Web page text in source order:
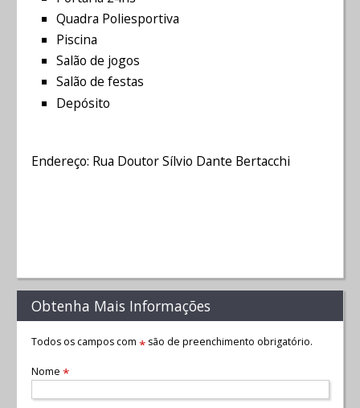
Quadra Poliesportiva
Piscina
Salão de jogos
Salão de festas
Depósito
Endereço: Rua Doutor Sílvio Dante Bertacchi
Obtenha Mais Informações
Todos os campos com *são de preenchimento obrigatório.
Nome *